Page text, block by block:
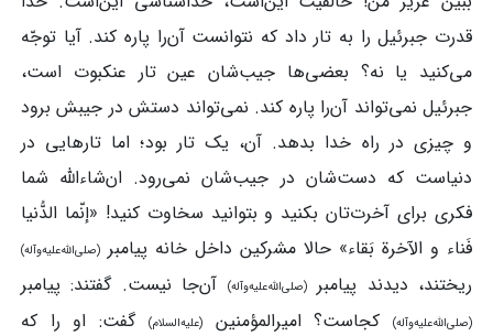
قدرت جبرئیل را به تار داد که نتوانست آن‌را پاره کند. آیا توجّه
می‌کنید یا نه؟ بعضی‌ها جیب‌شان عین تار عنکبوت است،
جبرئیل نمی‌تواند آن‌را پاره کند. نمی‌تواند دستش در جیبش برود
و چیزی در راه خدا بدهد. آن، یک تار بود؛ اما تارهایی در
دنیاست که دست‌شان در جیب‌شان نمی‌رود. ان‌شاءالله شما
فکری برای آخرت‌تان بکنید و بتوانید سخاوت کنید! «إنّما الدُّنیا
فَناء و الآخرة بَقاء» حالا مشرکین داخل خانه پیامبر (صلی‌الله‌علیه‌وآله)
ریختند، دیدند پیامبر(صلی‌الله‌علیه‌وآله) آن‌جا نیست. گفتند: پیامبر
(صلی‌الله‌علیه‌وآله)کجاست؟ امیرالمؤمنین(علیه‌السلام)
گفت: او را که